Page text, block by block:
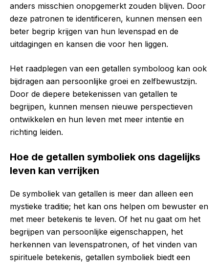
anders misschien onopgemerkt zouden blijven. Door
deze patronen te identificeren, kunnen mensen een
beter begrip krijgen van hun levenspad en de
uitdagingen en kansen die voor hen liggen.
Het raadplegen van een getallen symboloog kan ook
bijdragen aan persoonlijke groei en zelfbewustzijn.
Door de diepere betekenissen van getallen te
begrijpen, kunnen mensen nieuwe perspectieven
ontwikkelen en hun leven met meer intentie en
richting leiden.
Hoe de getallen symboliek ons dagelijks
leven kan verrijken
De symboliek van getallen is meer dan alleen een
mystieke traditie; het kan ons helpen om bewuster en
met meer betekenis te leven. Of het nu gaat om het
begrijpen van persoonlijke eigenschappen, het
herkennen van levenspatronen, of het vinden van
spirituele betekenis, getallen symboliek biedt een